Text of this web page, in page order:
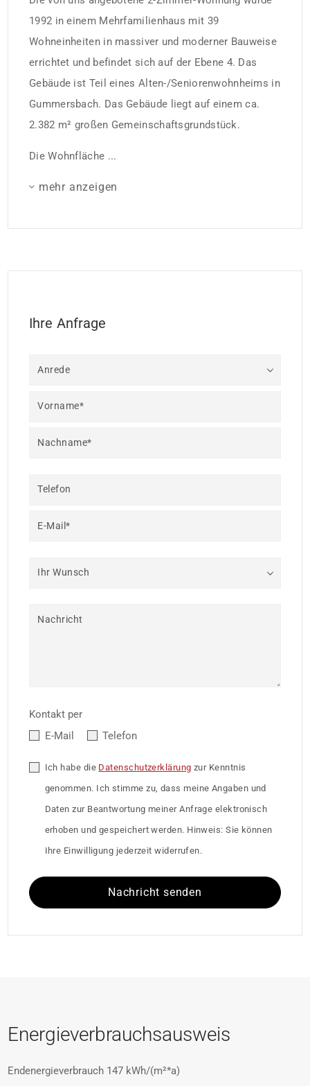
1992 in einem Mehrfamilienhaus mit 39
Wohneinheiten in massiver und moderner Bauweise
errichtet und befindet sich auf der Ebene 4. Das
Gebäude ist Teil eines Alten-/Seniorenwohnheims in
Gummersbach. Das Gebäude liegt auf einem ca.
2.382 m² großen Gemeinschaftsgrundstück.
Die Wohnfläche ...
mehr anzeigen
Ihre Anfrage
Anrede
Vorname*
Nachname*
Telefon
E-Mail*
Ihr Wunsch
Nachricht
Kontakt per
E-Mail
Telefon
Ich habe die Datenschutzerklärung zur Kenntnis
genommen. Ich stimme zu, dass meine Angaben und
Daten zur Beantwortung meiner Anfrage elektronisch
erhoben und gespeichert werden. Hinweis: Sie können
Ihre Einwilligung jederzeit widerrufen.
Nachricht senden
Energieverbrauchsausweis
Endenergieverbrauch 147 kWh/(m²*a)